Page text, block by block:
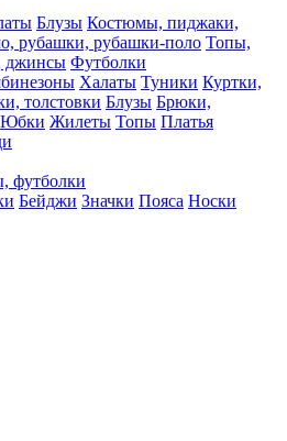
Блузы Костюмы, пиджаки,
рубашки, рубашки-поло Топы,
джинсы Футболки
Халаты Туники Куртки,
толстовки Блузы Брюки,
Юбки Жилеты Топы Платья
футболки
Бейджи Значки Пояса Носки